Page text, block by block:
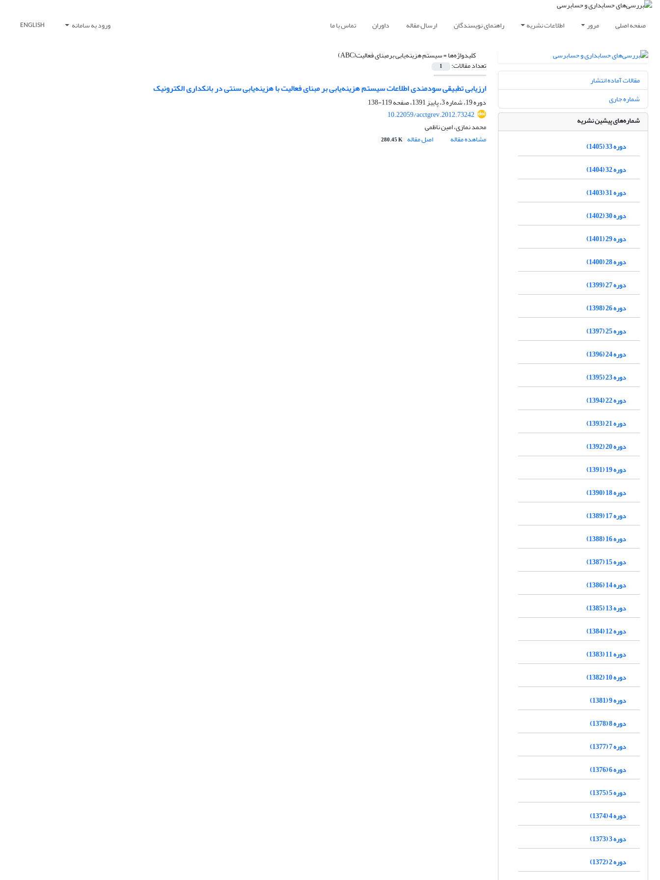
صفحه اصلی مرور اطلاعات نشریه راهنمای نویسندگان ارسال مقاله داوران تماس با ما ورود به سامانه ENGLISH
کلیدواژه‌ها =سیستم هزینه‌یابی برمبنای فعالیت(ABC)
تعداد مقالات: 1
ارزیابی تطبیقی سودمندی اطلاعات سیستم هزینه‌یابی بر مبنای فعالیت با هزینه‌یابی سنتی در بانکداری الکترونیک
دوره 19، شماره 3، پاییز 1391، صفحه
119-138
10.22059/acctgrev.2012.73242
محمد نمازی، امین ناظمی
مشاهده مقاله
اصل مقاله 280.45 K
مقالات آماده انتشار
شماره جاری
شماره‌های پیشین نشریه
دوره 33 (1405)
دوره 32 (1404)
دوره 31 (1403)
دوره 30 (1402)
دوره 29 (1401)
دوره 28 (1400)
دوره 27 (1399)
دوره 26 (1398)
دوره 25 (1397)
دوره 24 (1396)
دوره 23 (1395)
دوره 22 (1394)
دوره 21 (1393)
دوره 20 (1392)
دوره 19 (1391)
دوره 18 (1390)
دوره 17 (1389)
دوره 16 (1388)
دوره 15 (1387)
دوره 14 (1386)
دوره 13 (1385)
دوره 12 (1384)
دوره 11 (1383)
دوره 10 (1382)
دوره 9 (1381)
دوره 8 (1378)
دوره 7 (1377)
دوره 6 (1376)
دوره 5 (1375)
دوره 4 (1374)
دوره 3 (1373)
دوره 2 (1372)